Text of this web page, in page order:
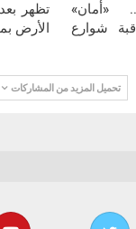
«أمان»
شوارع
تظهر
الأرض
تحميل المزيد من المشاركات